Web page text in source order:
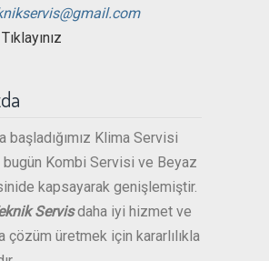
başladığımız Klima Servisi
Kombi Servisi ve Beyaz
kapsayarak genişlemiştir.
Servisdaha iyi hizmet ve
çözüm üretmek için kararlılıkla